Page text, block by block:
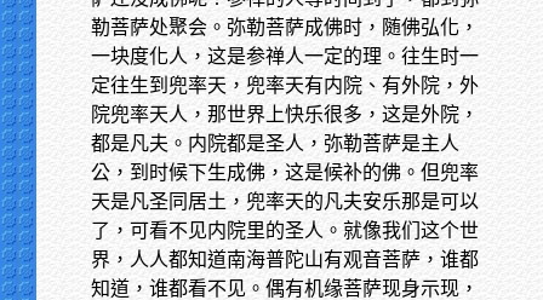
勒菩萨处聚会。弥勒菩萨成佛时，随佛弘化，
一块度化人，这是参禅人一定的理。往生时一
定往生到兜率天，兜率天有内院、有外院，外
院兜率天人，那世界上快乐很多，这是外院，
都是凡夫。内院都是圣人，弥勒菩萨是主人
公，到时候下生成佛，这是候补的佛。但兜率
天是凡圣同居土，兜率天的凡夫安乐那是可以
了，可看不见内院里的圣人。就像我们这个世
界，人人都知道南海普陀山有观音菩萨，谁都
知道，谁都看不见。偶有机缘菩萨现身示现，